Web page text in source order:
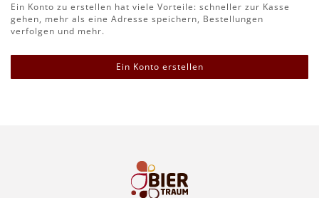
Ein Konto zu erstellen hat viele Vorteile: schneller zur Kasse
gehen, mehr als eine Adresse speichern, Bestellungen
verfolgen und mehr.
Ein Konto erstellen